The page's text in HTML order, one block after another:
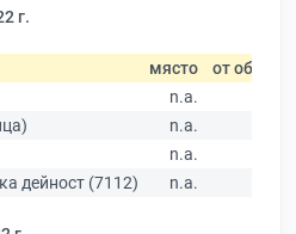
г.
място от общо
n.a.
n.a.
n.a.
дейност (7112)
n.a.